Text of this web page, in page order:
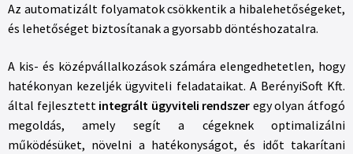
Az automatizált folyamatok csökkentik a hibalehetőségeket,
és lehetőséget biztosítanak a gyorsabb döntéshozatalra.
A kis- és középvállalkozások számára elengedhetetlen, hogy
hatékonyan kezeljék ügyviteli feladataikat. A BerényiSoft Kft.
által fejlesztett integrált ügyviteli rendszer egy olyan átfogó
megoldás, amely segít a cégeknek optimalizálni
működésüket, növelni a hatékonyságot, és időt takarítani